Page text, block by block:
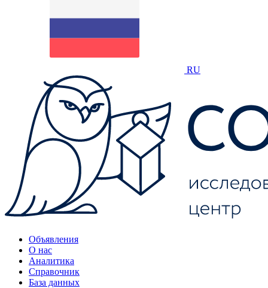
RU
Объявления
О нас
Аналитика
Справочник
База данных